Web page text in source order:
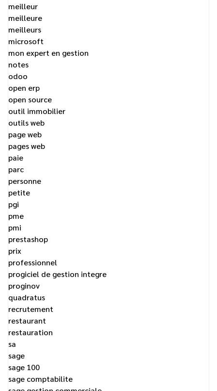
meilleur
meilleure
meilleurs
microsoft
mon expert en gestion
notes
odoo
open erp
open source
outil immobilier
outils web
page web
pages web
paie
parc
personne
petite
pgi
pme
pmi
prestashop
prix
professionnel
progiciel de gestion integre
proginov
quadratus
recrutement
restaurant
restauration
sa
sage
sage 100
sage comptabilite